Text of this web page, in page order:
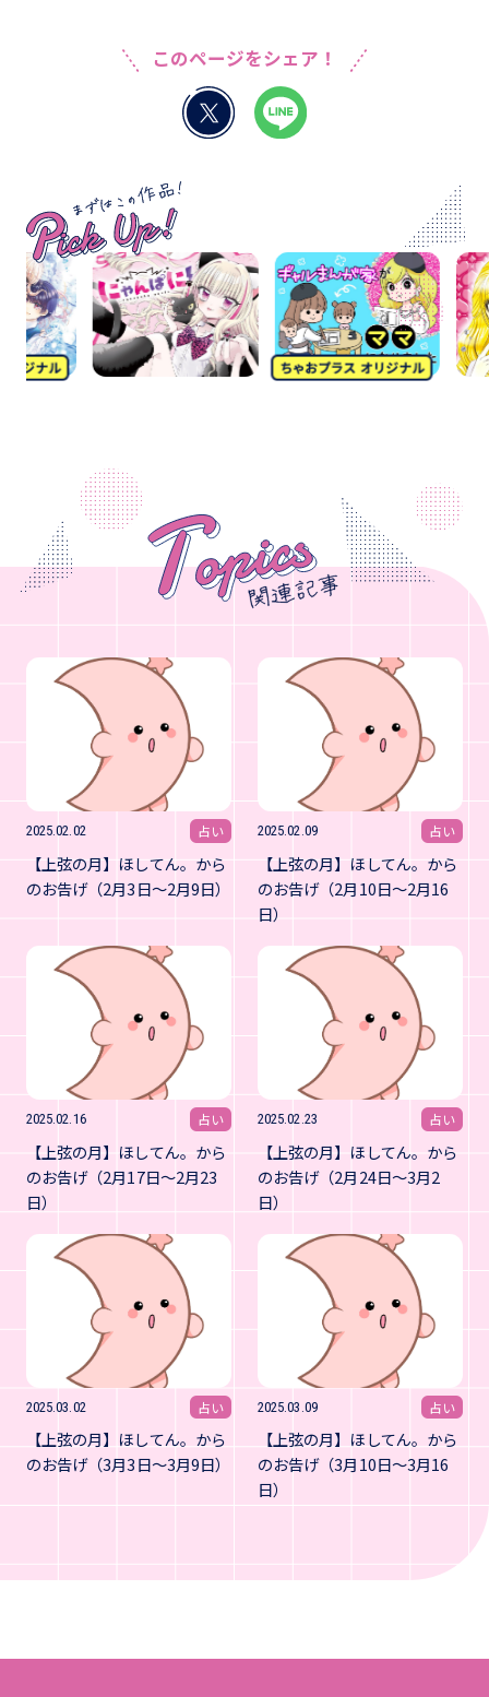
このページをシェア！
2025.02.02 占い
【上弦の月】ほしてん。から
のお告げ（2月3日～2月9日）
2025.02.09 占い
【上弦の月】ほしてん。から
のお告げ（2月10日～2月16
日）
2025.02.16 占い
【上弦の月】ほしてん。から
のお告げ（2月17日～2月23
日）
2025.02.23 占い
【上弦の月】ほしてん。から
のお告げ（2月24日～3月2
日）
2025.03.02 占い
【上弦の月】ほしてん。から
のお告げ（3月3日～3月9日）
2025.03.09 占い
【上弦の月】ほしてん。から
のお告げ（3月10日～3月16
日）